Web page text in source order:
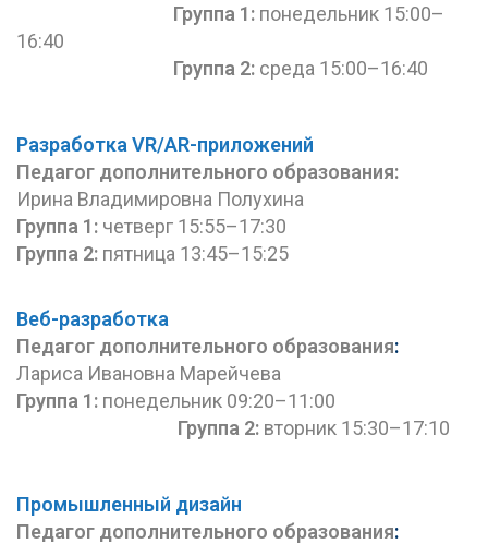
Группа 1: понедельник 15:00–
16:40
Группа 2: среда 15:00–16:40
Разработка VR/AR-приложений
Педагог дополнительного образования:
Ирина Владимировна Полухина
Группа 1: четверг 15:55–17:30
Группа 2: пятница 13:45–15:25
Веб-разработка
Педагог дополнительного образования:
Лариса Ивановна Марейчева
Группа 1: понедельник 09:20–11:00
Группа 2: вторник 15:30–17:10
Промышленный дизайн
Педагог дополнительного образования: